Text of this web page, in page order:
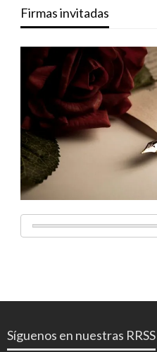
Firmas invitadas
Síguenos en nuestras RRSS